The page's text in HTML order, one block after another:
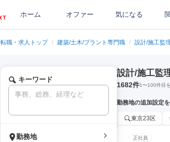
ホーム オファー 気になる
転職・求人トップ / 建築/土木/プラント専門職 / 設計/施工監
キーワード
勤務地
設計/施工監
1682件1〜100件目
勤務地の追加設定
東京23区
正社員